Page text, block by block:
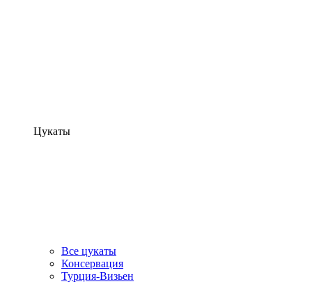
Цукаты
Все цукаты
Консервация
Турция-Визьен